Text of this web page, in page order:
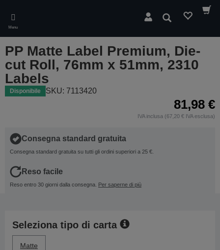
main
content
Menu
Cerca
PP Matte Label Premium, Die-
cut Roll, 76mm x 51mm, 2310
Labels
Disponibile SKU: 7113420
81,98 €
IVA inclusa (67,20 € IVA esclusa)
Consegna standard gratuita
Consegna standard gratuita su tutti gli ordini superiori a 25 €.
Reso facile
Reso entro 30 giorni dalla consegna. Per saperne di più
Seleziona tipo di carta
Matte